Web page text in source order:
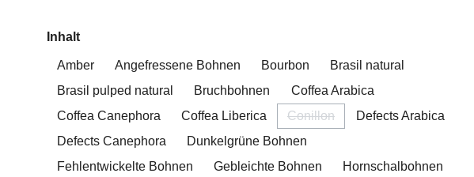
Inhaltauswählen
Amber Angefressene Bohnen Bourbon
Brasil natural
Brasil pulped natural
Bruchbohnen
Coffea Arabica
Coffea Canephora
Coffea Liberica Conillon
(Diese Option ist zurzeit nicht
Defects Arabica
Defects Canephora
Dunkelgrüne Bohnen
Fehlentwickelte Bohnen
Gebleichte Bohnen
Hornschalbohnen